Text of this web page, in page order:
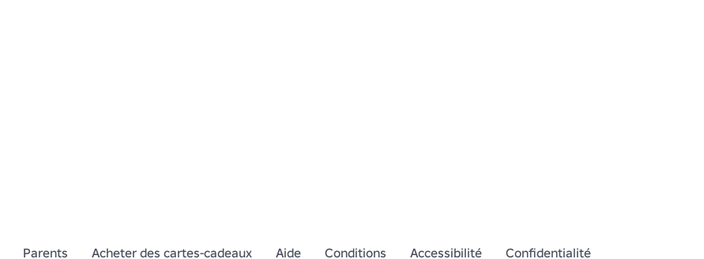
Parents Acheter des cartes-cadeaux Aide Conditions Accessibilité Confidentialité